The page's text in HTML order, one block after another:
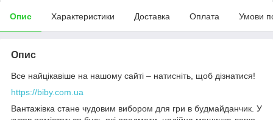
Опис Характеристики Доставка Оплата Умови
Опис
Все найцікавіше на нашому сайті – натисніть, щоб дізнатися!
https://biby.com.ua
Вантажівка стане чудовим вибором для гри в будмайданчик. У